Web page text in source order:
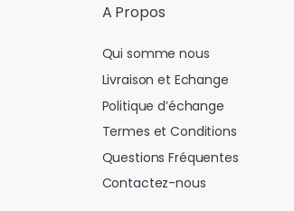
A Propos
Qui somme nous
Livraison et Echange
Politique d’échange
Termes et Conditions
Questions Fréquentes
Contactez-nous